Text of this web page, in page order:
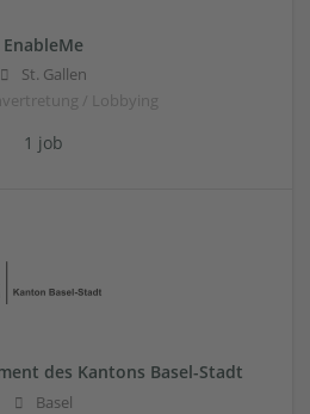
EnableMe
St. Gallen
/ Lobbying
1 job
des Kantons Basel-Stadt
Basel